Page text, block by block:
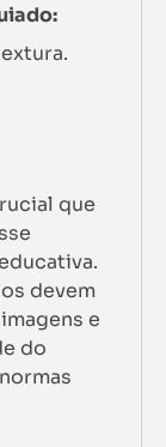
que
devem
e
do